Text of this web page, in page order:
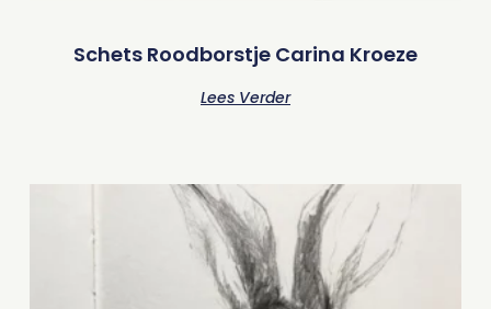
Schets Roodborstje Carina Kroeze
Lees Verder